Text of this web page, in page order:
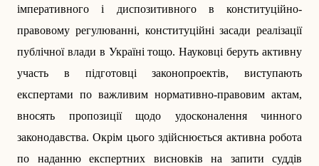
імперативного і диспозитивного в конституційно-
правовому регулюванні, конституційні засади реалізації
пуб­лічної влади в Україні тощо. Науковці беруть активну
участь в підготовці законопроектів, виступають
експертами по важливим нормативно-правовим актам,
вносять пропозиції щодо удосконалення чинного
законодавства. Окрім цього здійснюється активна робота
по наданню експертних висновків на запити суддів